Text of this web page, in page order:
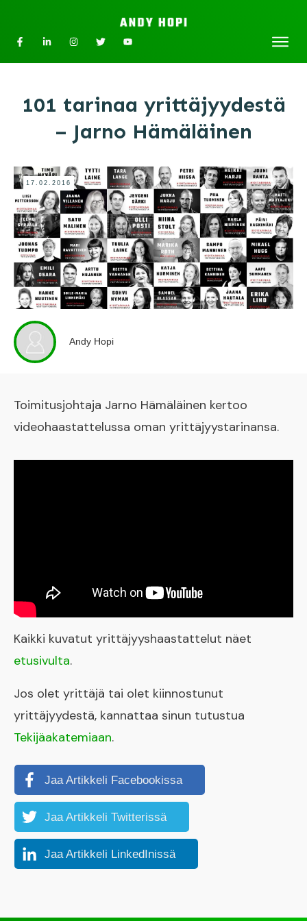
101 tarinaa yrittäjyydestä
– Jarno Hämäläinen
17.02.2016
Andy Hopi
Toimitusjohtaja Jarno Hämäläinen kertoo
videohaastattelussa oman yrittäjyystarinansa.
Kaikki kuvatut yrittäjyyshaastattelut näet
etusivulta.
Jos olet yrittäjä tai olet kiinnostunut
yrittäjyydestä, kannattaa sinun tutustua
Tekijäakatemiaan.
Jaa Artikkeli Facebookissa
Jaa Artikkeli Twitterissä
Jaa Artikkeli LinkedInissä